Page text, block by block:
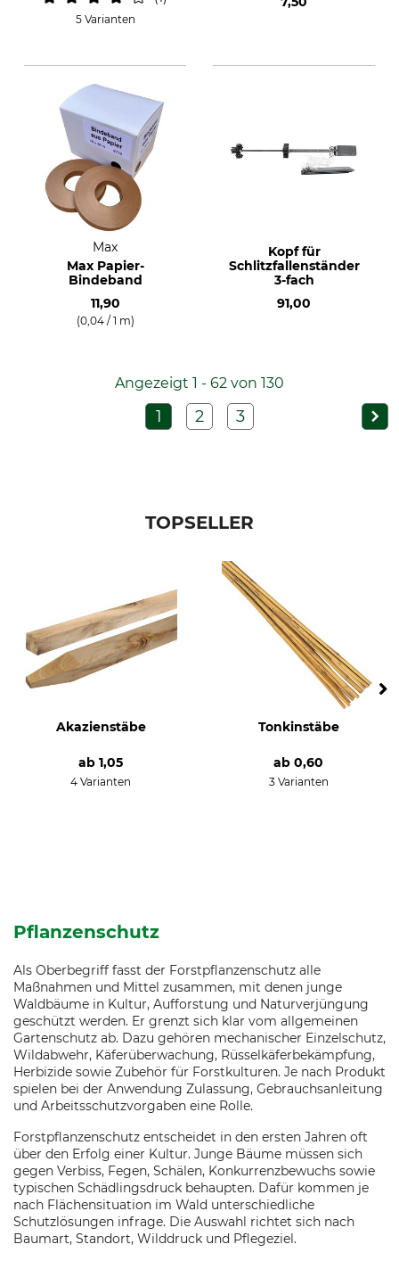
5 Varianten
Max
Max Papier-
Bindeband
11,90
(0,04 / 1 m)
Kopf für
Schlitzfallenständer
3-fach
91,00
Angezeigt 1 - 62 von 130
1 2 3
TOPSELLER
Akazienstäbe
ab 1,05
4 Varianten
Tonkinstäbe
ab 0,60
3 Varianten
Pflanzenschutz
Als Oberbegriff fasst der Forstpflanzenschutz alle
Maßnahmen und Mittel zusammen, mit denen junge
Waldbäume in Kultur, Aufforstung und Naturverjüngung
geschützt werden. Er grenzt sich klar vom allgemeinen
Gartenschutz ab. Dazu gehören mechanischer Einzelschutz,
Wildabwehr, Käferüberwachung, Rüsselkäferbekämpfung,
Herbizide sowie Zubehör für Forstkulturen. Je nach Produkt
spielen bei der Anwendung Zulassung, Gebrauchsanleitung
und Arbeitsschutzvorgaben eine Rolle.
Forstpflanzenschutz entscheidet in den ersten Jahren oft
über den Erfolg einer Kultur. Junge Bäume müssen sich
gegen Verbiss, Fegen, Schälen, Konkurrenzbewuchs sowie
typischen Schädlingsdruck behaupten. Dafür kommen je
nach Flächensituation im Wald unterschiedliche
Schutzlösungen infrage. Die Auswahl richtet sich nach
Baumart, Standort, Wilddruck und Pflegeziel.